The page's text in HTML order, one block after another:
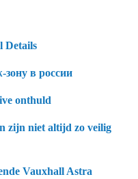
Details
в россии
onthuld
zijn niet altijd zo veilig
Vauxhall Astra